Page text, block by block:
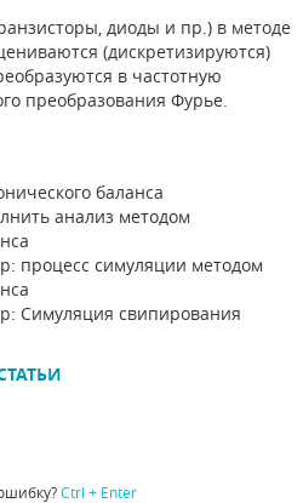
диоды и пр.) в методе
(дискретизируются)
в частотную
преобразования Фурье.
баланса
анализ методом
процесс симуляции методом
Симуляция свипирования
Ctrl + Enter